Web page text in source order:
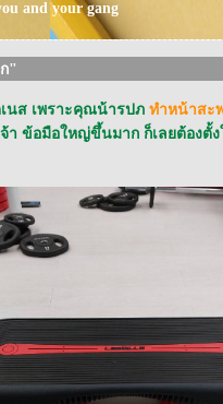
and your gang
"
นส เพราะคุณน้ารปภ ทำหน้าสะ
า ข้อมือใหญ่ขึ้นมาก ก็เลยต้องตั้